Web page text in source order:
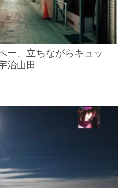
ー、立ちながらキュッ
治山田